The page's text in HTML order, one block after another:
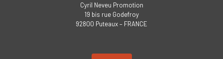
Cyril Neveu Promotion
19 bis rue Godefroy
92800 Puteaux – FRANCE